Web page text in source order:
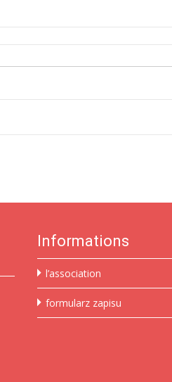
Informations
l’association
formularz zapisu